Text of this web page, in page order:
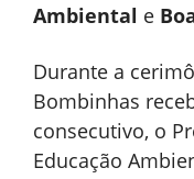
Ambiental e
Durante a
Bombinhas
consecutivo, o
Educação